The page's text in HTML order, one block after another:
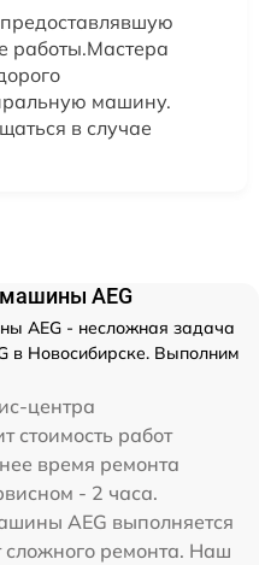
работы.Мастера
машину.
в случае
AEG
AEG - несложная задача
в Новосибирске. Выполним
центра
стоимость работ
время ремонта
- 2 часа.
AEG выполняется
сложного ремонта. Наш